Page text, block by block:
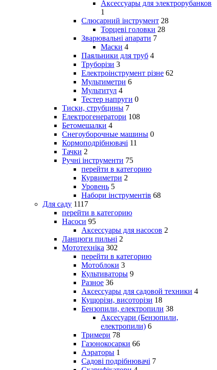
Аксессуары для электрорубанков
1
Слюсарний інструмент 28
Торцеві головки 28
Зварювальні апарати 7
Маски 4
Паяльники для труб 4
Труборізи 3
Електроінструмент різне 62
Мультиметри 6
Мультитул 4
Тестер напруги 0
Тиски, струбцины 7
Електрогенератори 108
Бетомешалки 4
Снегоуборочные машины 0
Кормоподрібнювачі 11
Тачки 2
Ручні інструменти 75
перейти в категорию
Курвиметри 2
Уровень 5
Набори інструментів 68
Для саду 1117
перейти в категорию
Насоси 95
Аксессуары для насосов 2
Ланцюги пильні 2
Мототехніка 302
перейти в категорию
Мотоблоки 3
Культиваторы 9
Разное 36
Аксессуары для садовой техники 4
Кущорізи, висоторізи 18
Бензопили, електропили 38
Аксесуари (Бензопили,
електропили) 6
Тримери 78
Газонокосарки 66
Аэраторы 1
Садові подрібнювачі 7